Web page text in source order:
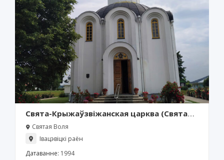
Свята-Крыжаўзвіжанская царква (Святая
Воля)
Святая Воля
Івацэвіцкі раён
Датаванне: 1994